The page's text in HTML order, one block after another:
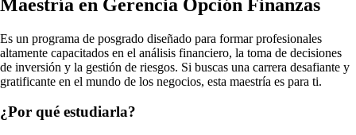
Maestría en Gerencia Opción Finanzas
Es un programa de posgrado diseñado para formar profesionales
altamente capacitados en el análisis financiero, la toma de decisiones
de inversión y la gestión de riesgos. Si buscas una carrera desafiante y
gratificante en el mundo de los negocios, esta maestría es para ti.
¿Por qué estudiarla?